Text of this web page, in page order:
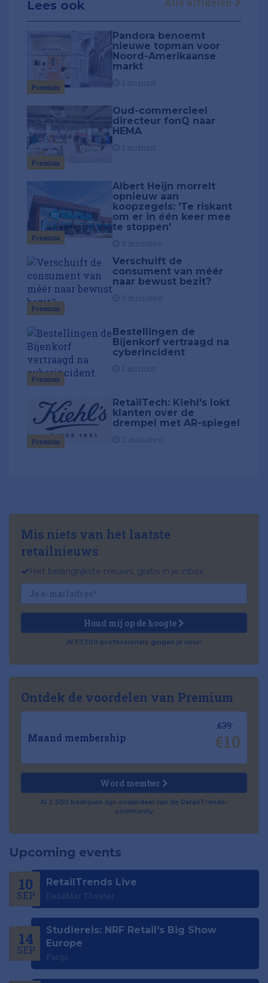
Lees ook
Premium
Pandora benoemt
nieuwe topman voor
Noord-Amerikaanse
markt
Premium
Oud-commercieel
directeur fonQ naar
HEMA
Premium
Albert Heijn morrelt
opnieuw aan
koopzegels: 'Te riskant
om er in één keer mee
te stoppen'
Premium
Verschuift de
consument van méér
naar bewust bezit?
Premium
Bestellingen de
Bijenkorf vertraagd na
cyberincident
Premium
RetailTech: Kiehl's lokt
klanten over de
drempel met AR-spiegel
Mis niets van het laatste
retailnieuws
Het belangrijkste nieuws, gratis in je inbox
Houd mij op de hoogte
Al 57.500 professionals gingen je voor!
Ontdek de voordelen van Premium
Maand membership
€39
€10
Word member
Al 2.500 bedrijven zijn onderdeel van de RetailTrends-
community
Upcoming events
10
SEP
RetailTrends Live
DeLaMar Theater
14
SEP
Studiereis: NRF Retail's Big Show
Europe
Parijs